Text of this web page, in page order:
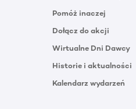
Pomóż inaczej
Dołącz do akcji
Wirtualne Dni Dawcy
Historie i aktualności
Kalendarz wydarzeń